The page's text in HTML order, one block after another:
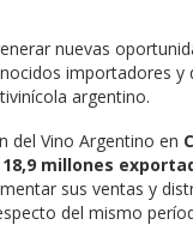
nuevas
importadores y
argentino.
del Vino Argentino en
millones
sus ventas y
del mismo